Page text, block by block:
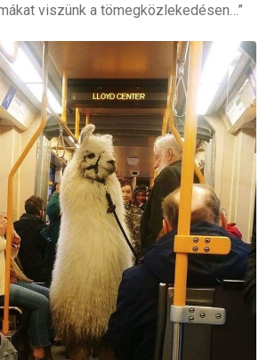
viszünk a tömegközlekedésen…”